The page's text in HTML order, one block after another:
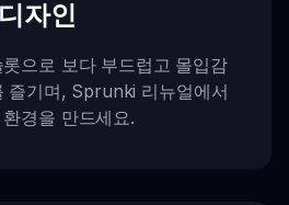
자인
으로 보다 부드럽고 몰입감
즐기며, Sprunki 리뉴얼에서
경을 만드세요.